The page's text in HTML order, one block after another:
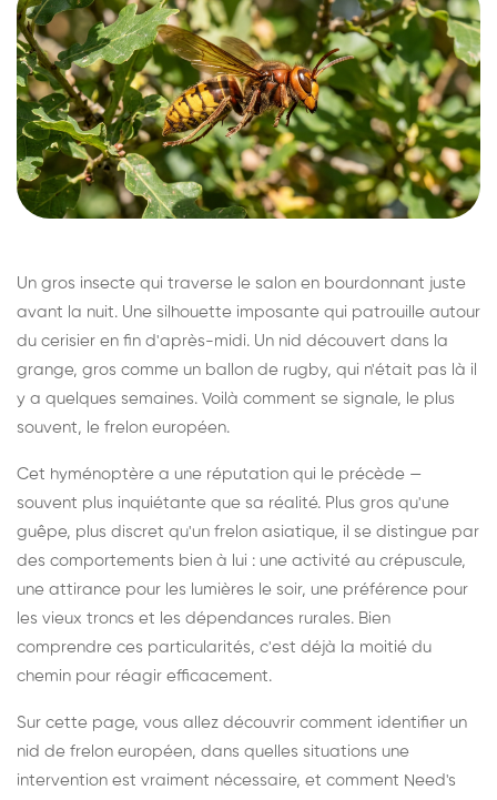
Un gros insecte qui traverse le salon en bourdonnant juste
avant la nuit. Une silhouette imposante qui patrouille autour
du cerisier en fin d'après-midi. Un nid découvert dans la
grange, gros comme un ballon de rugby, qui n'était pas là il
y a quelques semaines. Voilà comment se signale, le plus
souvent, le frelon européen.
Cet hyménoptère a une réputation qui le précède —
souvent plus inquiétante que sa réalité. Plus gros qu'une
guêpe, plus discret qu'un frelon asiatique, il se distingue par
des comportements bien à lui : une activité au crépuscule,
une attirance pour les lumières le soir, une préférence pour
les vieux troncs et les dépendances rurales. Bien
comprendre ces particularités, c'est déjà la moitié du
chemin pour réagir efficacement.
Sur cette page, vous allez découvrir comment identifier un
nid de frelon européen, dans quelles situations une
intervention est vraiment nécessaire, et comment Need's